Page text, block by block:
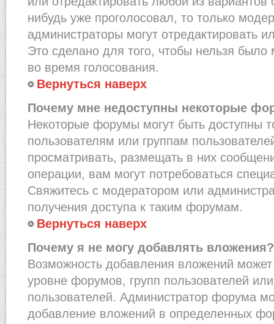
нибудь уже проголосовал, то только
администраторы могут отредактировать
Это сделано для того, чтобы нельзя было
во время голосования.
Вернуться наверх
Почему мне недоступны некоторые
Некоторые форумы могут быть доступны
пользователям или группам
просматривать, размещать в них
операции, вам могут потребоваться
Свяжитесь с модератором или
получения доступа к таким форумам.
Вернуться наверх
Почему я не могу добавлять вложения?
Возможность добавления вложений может
уровне форумов, групп пользователей
пользователей. Администратор форума
добавление вложений в определенных